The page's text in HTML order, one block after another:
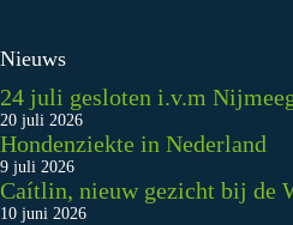
Nieuws
24 juli gesloten i.v.m
20 juli 2026
Hondenziekte in Nederland
9 juli 2026
Caítlin, nieuw gezicht bij de
10 juni 2026